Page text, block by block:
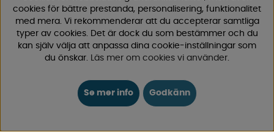
cookies för bättre prestanda, personalisering, funktionalitet
med mera. Vi rekommenderar att du accepterar samtliga
typer av cookies. Det är dock du som bestämmer och du
kan själv välja att anpassa dina cookie-inställningar som
du önskar. Läs mer om cookies vi använder.
Se mer info Godkänn